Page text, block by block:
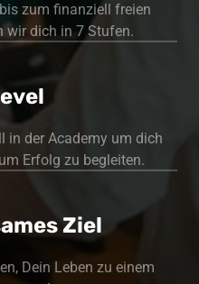
zum finanziell freien
wir dich in 7 Stufen.
in der Academy um dich
Erfolg zu begleiten.
Ziel
Dein Leben zu einem